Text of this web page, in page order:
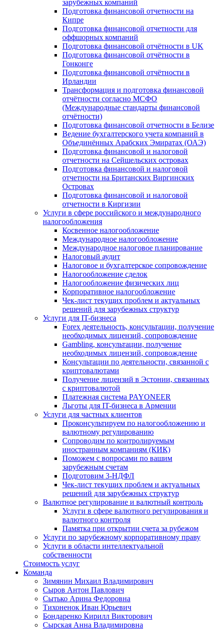
зарубежных компаний
Подготовка финансовой отчетности на
Кипре
Подготовка финансовой отчетности для
оффшорных компаний
Подготовка финансовой отчётности в UK
Подготовка финансовой отчётности в
Гонконге
Подготовка финансовой отчётности в
Ирландии
Трансформация и подготовка финансовой
отчётности согласно МСФО
(Международные стандарты финансовой
отчётности)
Подготовка финансовой отчетности в Белизе
Ведение бухгалтерского учета компаний в
Объединённых Арабских Эмиратах (ОАЭ)
Подготовка финансовой и налоговой
отчетности на Сейшельских островах
Подготовка финансовой и налоговой
отчетности на Британских Виргинских
Островах
Подготовка финансовой и налоговой
отчетности в Киргизии
Услуги в сфере российского и международного
налогообложения
Косвенное налогообложение
Международное налогообложение
Международное налоговое планирование
Налоговый аудит
Налоговое и бухгалтерское сопровождение
Налогообложение сделок
Налогообложение физических лиц
Корпоративное налогообложение
Чек-лист текущих проблем и актуальных
решений для зарубежных структур
Услуги для IT-бизнеса
Forex деятельность, консультации, получение
необходимых лицензий, сопровождение
Gambling, консультации, получение
необходимых лицензий, сопровождение
Консультации по деятельности, связанной с
криптовалютами
Получение лицензий в Эстонии, связанных
с криптовалютой
Платежная система PAYONEER
Льготы для IT-бизнеса в Армении
Услуги для частных клиентов
Проконсультируем по налогообложению и
валютному регулированию
Сопроводим по контролируемым
иностранным компаниям (КИК)
Поможем с вопросами по вашим
зарубежным счетам
Подготовим 3-НДФЛ
Чек-лист текущих проблем и актуальных
решений для зарубежных структур
Валютное регулирование и валютный контроль
Услуги в сфере валютного регулирования и
валютного контроля
Памятка при открытии счета за рубежом
Услуги по зарубежному корпоративному праву
Услуги в области интеллектуальной
собственности
Стоимость услуг
Команда
Зимянин Михаил Владимирович
Сыров Антон Павлович
Сытько Арина Федоровна
Тихоненок Иван Юрьевич
Бондаренко Кирилл Викторович
Сырская Анна Владимировна